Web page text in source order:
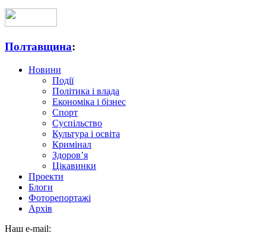
Полтавщина:
Новини
Події
Політика і влада
Економіка і бізнес
Спорт
Суспільство
Культура і освіта
Кримінал
Здоров’я
Цікавинки
Проекти
Блоги
Фоторепортажі
Архів
Наш e-mail: